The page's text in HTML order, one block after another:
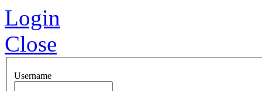
Login
Close
Username